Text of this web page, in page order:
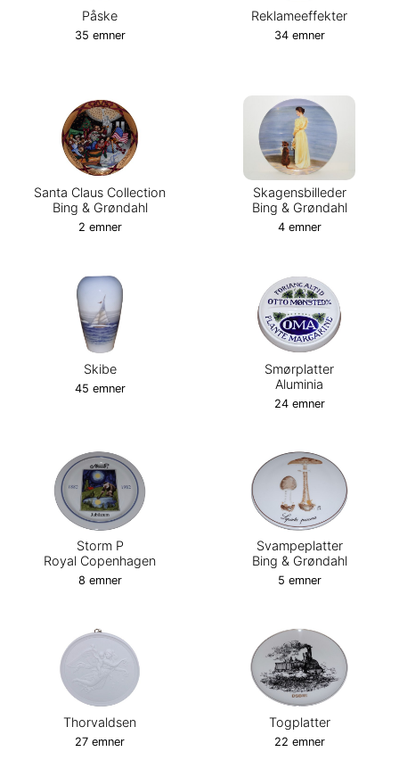
Påske
35 emner
Reklameeffekter
34 emner
Santa Claus Collection
Bing & Grøndahl
2 emner
Skagensbilleder
Bing & Grøndahl
4 emner
Skibe
45 emner
Smørplatter
Aluminia
24 emner
Storm P
Royal Copenhagen
8 emner
Svampeplatter
Bing & Grøndahl
5 emner
Thorvaldsen
27 emner
Togplatter
22 emner